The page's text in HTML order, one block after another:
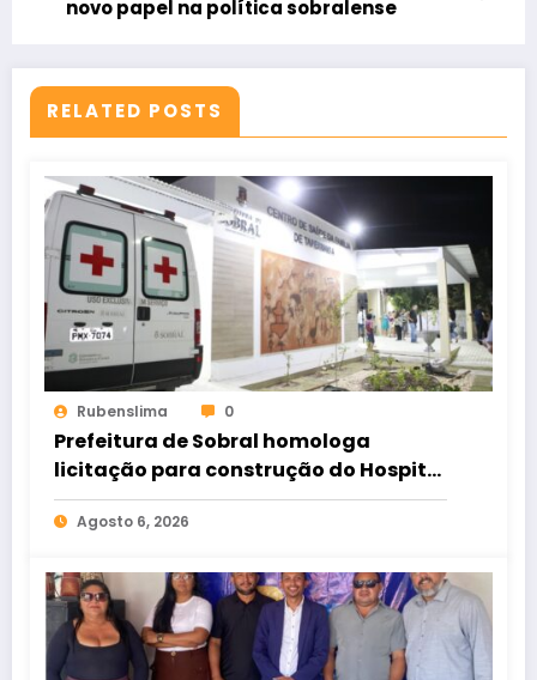
novo papel na política sobralense
RELATED POSTS
Rubenslima 0
Prefeitura de Sobral homologa
licitação para construção do Hospital
de Taperuaba
Agosto 6, 2026